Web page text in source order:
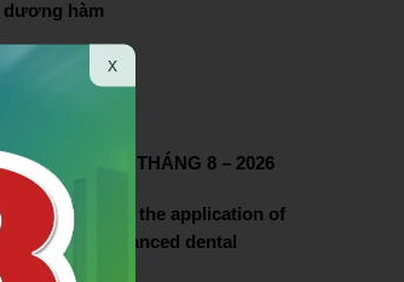
dương hàm
Thị Lâm
TRÌNH ƯU ĐÃI THÁNG 8 – 2026
dental pioneers the application of
in advanced dental
x